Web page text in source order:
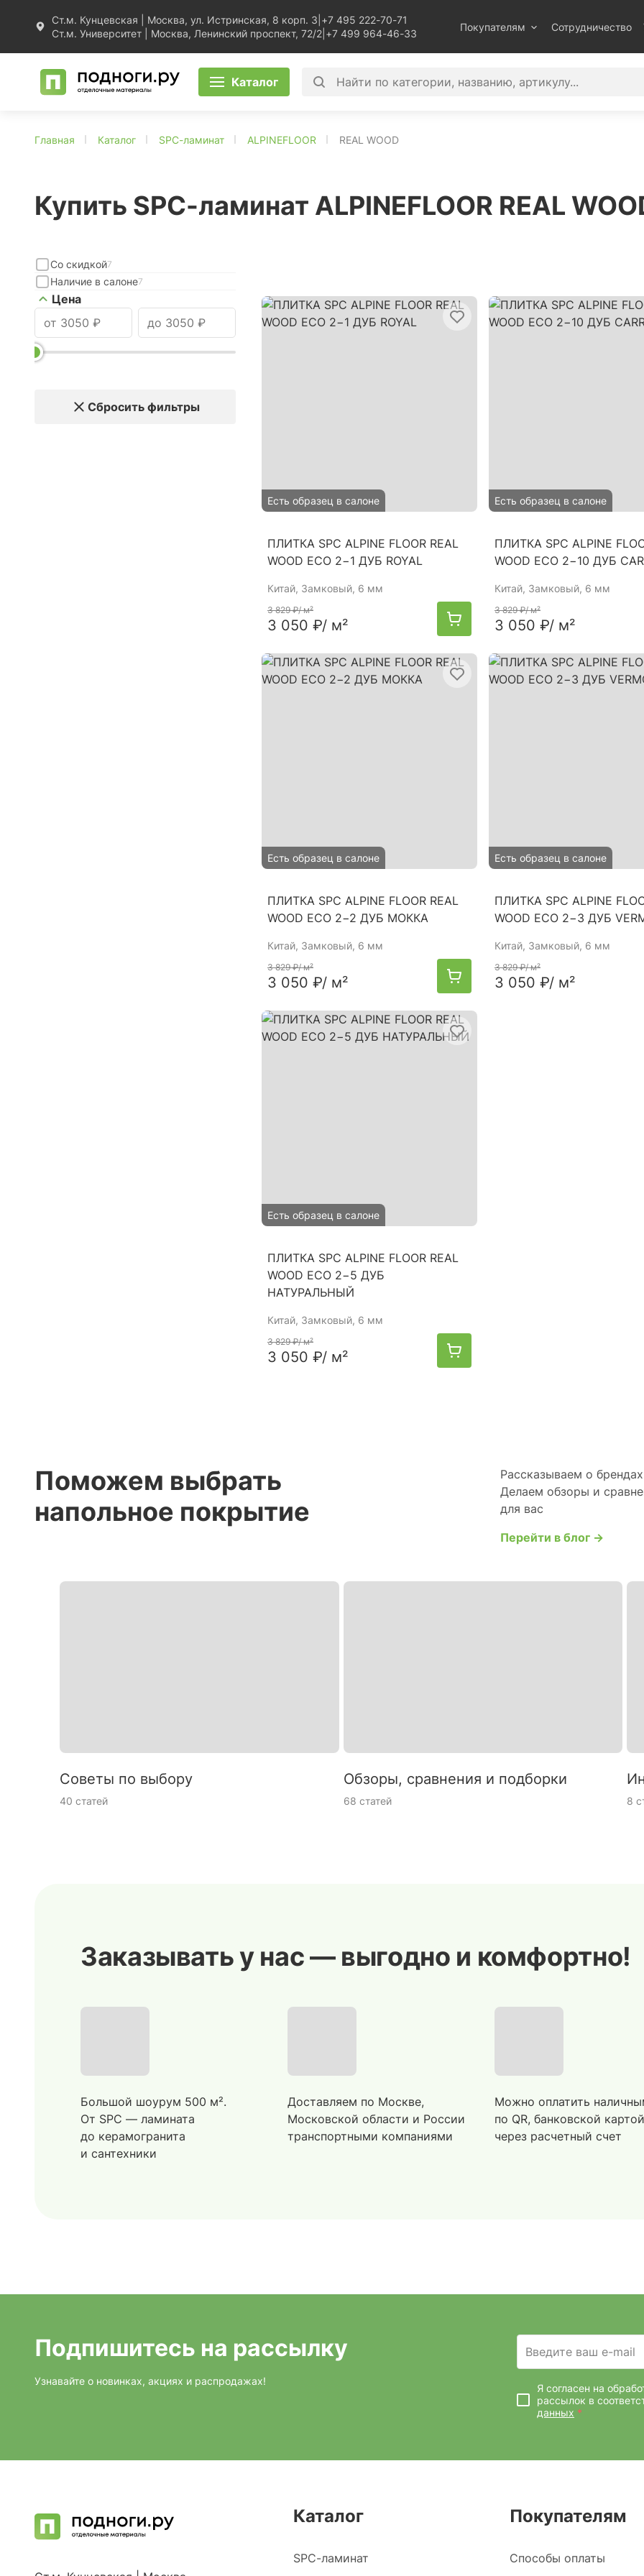
Ст.м. Кунцевская | Москва, ул. Истринская, 8 корп. 3 +7 495 222-70-71
Ст.м. Университет | Москва, Ленинский проспект, 72/2 +7 499 964-46-33
Покупателям Сотрудничество
Каталог
Главная Каталог SPC-ламинат ALPINEFLOOR REAL WOOD
Купить SPC-ламинат ALPINEFLOOR REAL
Со скидкой7
Наличие в салоне7
Цена
Сбросить фильтры
Есть образец в салоне
ПЛИТКА SPC ALPINE FLOOR REAL
WOOD ECO 2−1 ДУБ ROYAL
Китай, Замковый, 6 мм
3 829 ₽/ м²
3 050 ₽/ м²
Есть образец в салоне
ПЛИТКА SPC ALPINE
WOOD ECO 2−10 ДУБ
Китай, Замковый, 6 мм
3 829 ₽/ м²
3 050 ₽/ м²
Есть образец в салоне
ПЛИТКА SPC ALPINE FLOOR REAL
WOOD ECO 2−2 ДУБ МОККА
Китай, Замковый, 6 мм
3 829 ₽/ м²
3 050 ₽/ м²
Есть образец в салоне
ПЛИТКА SPC ALPINE
WOOD ECO 2−3 ДУБ
Китай, Замковый, 6 мм
3 829 ₽/ м²
3 050 ₽/ м²
Есть образец в салоне
ПЛИТКА SPC ALPINE FLOOR REAL
WOOD ECO 2−5 ДУБ
НАТУРАЛЬНЫЙ
Китай, Замковый, 6 мм
3 829 ₽/ м²
3 050 ₽/ м²
Поможем выбрать
напольное покрытие
Рассказываем о
Делаем обзоры и
для вас
Перейти в блог →
Советы по выбору
40 статей
Обзоры, сравнения и подборки
68 статей 8
Заказывать у нас — выгодно и комфортно!
Большой шоурум 500 м².
От SPC — ламината
до керамогранита
и сантехники
Доставляем по Москве,
Московской области и России
транспортными компаниями
Можно оплатить
по QR, банковской
через расчетный счет
Подпишитесь на рассылку
Узнавайте о новинках, акциях и распродажах!
Введите ваш e-mail
Я согласен на
рассылок в
данных *
Каталог
SPC-ламинат
Покупателям
Способы оплаты